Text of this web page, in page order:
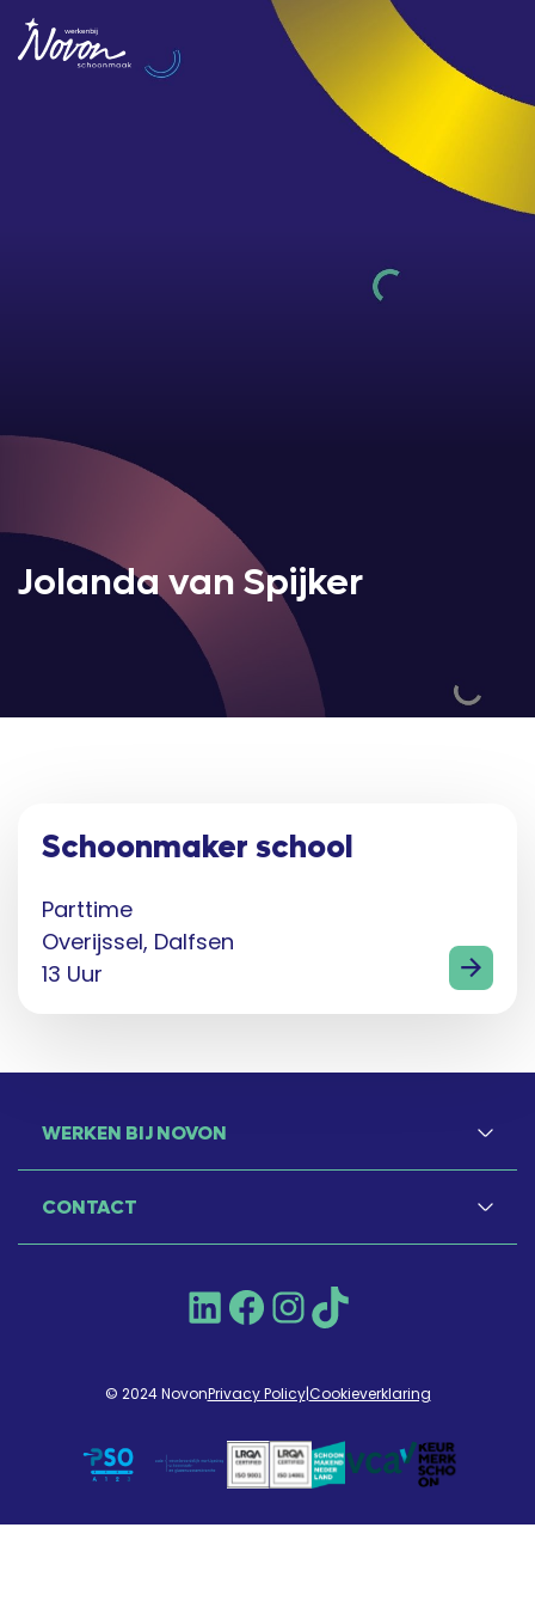
Jolanda van Spijker
Schoonmaker school
Parttime
Overijssel, Dalfsen
13 Uur
WERKEN BIJ NOVON
CONTACT
LinkedInFacebookInstagram
TikTok
© 2024 NovonPrivacy Policy|Cookieverklaring